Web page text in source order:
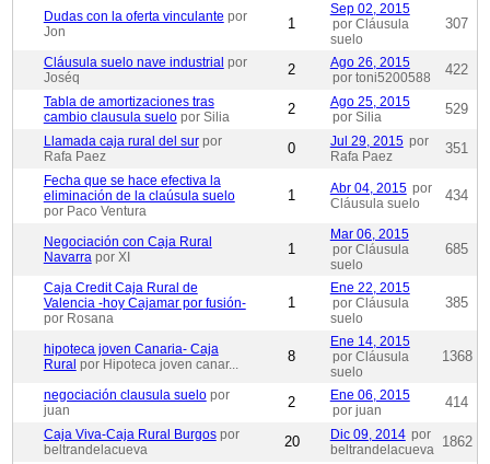
Dudas con la oferta vinculante por
Jon
1
Sep 02, 2015
por Cláusula
suelo
307
Cláusula suelo nave industrial por
Joséq
2
Ago 26, 2015
por toni5200588
422
Tabla de amortizaciones tras
cambio clausula suelo por Silia 2
Ago 25, 2015
por Silia
529
Llamada caja rural del sur por
Rafa Paez
0 Jul 29, 2015 por
Rafa Paez
351
Fecha que se hace efectiva la
eliminación de la claúsula suelo
por Paco Ventura
1 Abr 04, 2015 por
Cláusula suelo
434
Negociación con Caja Rural
Navarra por XI 1
Mar 06, 2015
por Cláusula
suelo
685
Caja Credit Caja Rural de
Valencia -hoy Cajamar por fusión-
por Rosana
1
Ene 22, 2015
por Cláusula
suelo
385
hipoteca joven Canaria- Caja
Rural por Hipoteca joven canar... 8
Ene 14, 2015
por Cláusula
suelo
1368
negociación clausula suelo por
juan
2
Ene 06, 2015
por juan
414
Caja Viva-Caja Rural Burgos por
beltrandelacueva
20 Dic 09, 2014 por
beltrandelacueva 1862